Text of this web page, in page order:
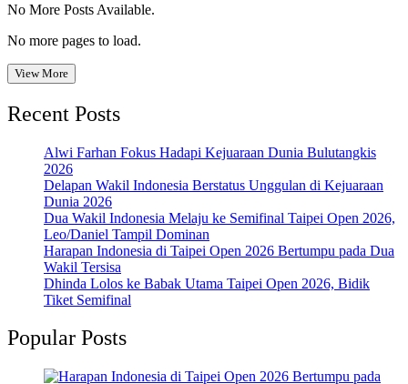
No More Posts Available.
No more pages to load.
View More
Recent Posts
Alwi Farhan Fokus Hadapi Kejuaraan Dunia Bulutangkis
2026
Delapan Wakil Indonesia Berstatus Unggulan di Kejuaraan
Dunia 2026
Dua Wakil Indonesia Melaju ke Semifinal Taipei Open 2026,
Leo/Daniel Tampil Dominan
Harapan Indonesia di Taipei Open 2026 Bertumpu pada Dua
Wakil Tersisa
Dhinda Lolos ke Babak Utama Taipei Open 2026, Bidik
Tiket Semifinal
Popular Posts